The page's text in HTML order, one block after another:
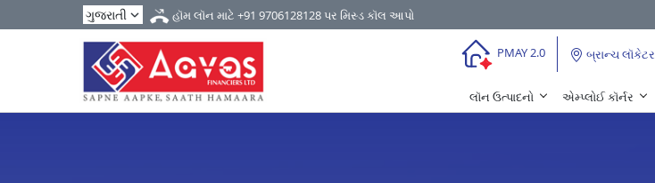
હૉમ લૉન માટે +91 9706128128પર મિસ્ડ કૉલ આપો
PMAY 2.0 બ્રાન્ચ લૉકેટર
લૉન ઉત્પાદનો એમ્પ્લોઈ કૉર્નર